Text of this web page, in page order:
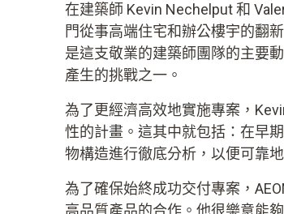
在建築師 Kevin Nechelput 和
門從事高端住宅和辦公樓宇的翻
是這支敬業的建築師團隊的主要
產生的挑戰之一。
為了更經濟高效地實施專案，
性的計畫。這其中就包括：在早
物構造進行徹底分析，以便可靠
為了確保始終成功交付專案，
高品質產品的合作。他很樂意能